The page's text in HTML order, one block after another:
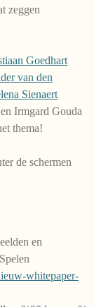
zeggen
Goedhart
van den
Sienaert
Irmgard Gouda
thema!
de schermen
en
whitepaper-